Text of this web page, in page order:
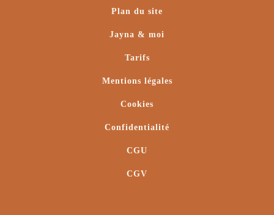
Plan du site
Jayna & moi
Tarifs
Mentions légales
Cookies
Confidentialité
CGU
CGV